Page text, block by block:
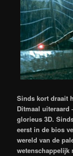
Sinds kort draait
Ditmaal uiteraard
glorieus 3D.
eerst in de bios
wereld van de
wetenschappelijk